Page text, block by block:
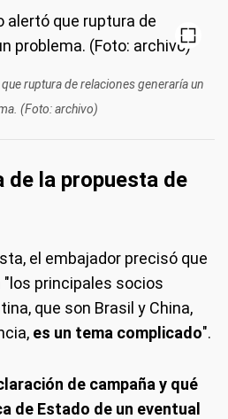
ruptura de relaciones generaría un
(Foto: archivo)
de la propuesta de
el embajador precisó que
principales socios
que son Brasil y China,
es un tema complicado".
de campaña y qué
de Estado de un eventual